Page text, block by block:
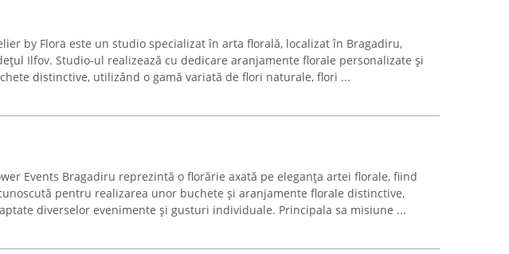
by Flora este un studio specializat în arta florală, localizat în Bragadiru,
Ilfov. Studio-ul realizează cu dedicare aranjamente florale personalizate și
distinctive, utilizând o gamă variată de flori naturale, flori ...
Events Bragadiru reprezintă o florărie axată pe eleganța artei florale, fiind
pentru realizarea unor buchete și aranjamente florale distinctive,
diverselor evenimente și gusturi individuale. Principala sa misiune ...